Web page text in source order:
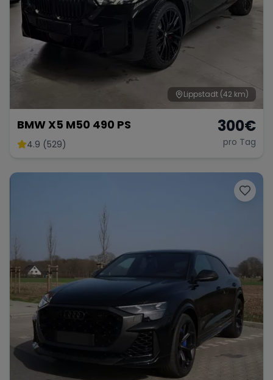
Lippstadt (42 km)
BMW X5 M50 490 PS
4.9 (529)
300€
pro Tag